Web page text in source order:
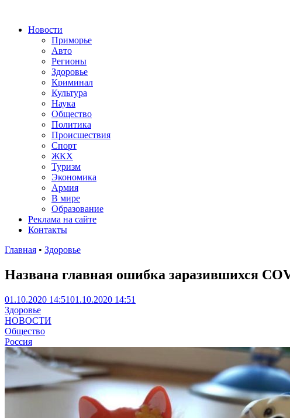
Новости
Приморье
Авто
Регионы
Здоровье
Криминал
Культура
Наука
Общество
Политика
Происшествия
Спорт
ЖКХ
Туризм
Экономика
Армия
В мире
Образование
Реклама на сайте
Контакты
Главная • Здоровье
Названа главная ошибка заразившихся
01.10.2020 14:5101.10.2020 14:51
Здоровье
НОВОСТИ
Общество
Россия